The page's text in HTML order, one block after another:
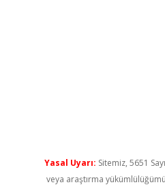
Yasal Uyarı: Sitemiz, 5651
veya araştırma